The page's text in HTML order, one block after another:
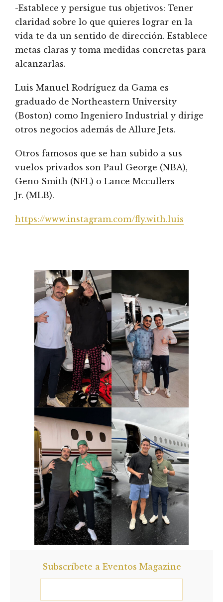
-Establece y persigue tus objetivos: Tener
claridad sobre lo que quieres lograr en la
vida te da un sentido de dirección. Establece
metas claras y toma medidas concretas para
alcanzarlas.
Luis Manuel Rodríguez da Gama es
graduado de Northeastern University
(Boston) como Ingeniero Industrial y dirige
otros negocios además de Allure Jets.
Otros famosos que se han subido a sus
vuelos privados son Paul George (NBA),
Geno Smith (NFL) o Lance Mccullers
Jr. (MLB).
https://www.instagram.com/fly.with.luis
Subscríbete a Eventos Magazine